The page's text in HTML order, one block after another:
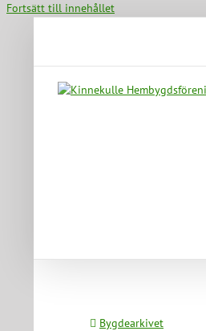
Fortsätt till innehållet
Bygdearkivet